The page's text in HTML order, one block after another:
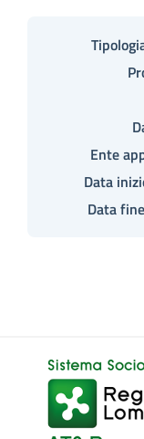
Ente
Data
Data